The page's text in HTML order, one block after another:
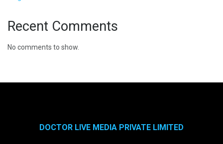
Recent Comments
No comments to show.
DOCTOR LIVE MEDIA PRIVATE LIMITED